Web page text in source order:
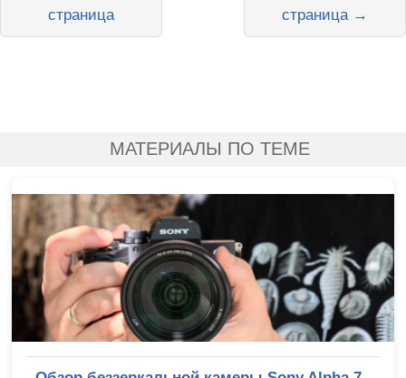
страница →
страница
МАТЕРИАЛЫ ПО ТЕМЕ